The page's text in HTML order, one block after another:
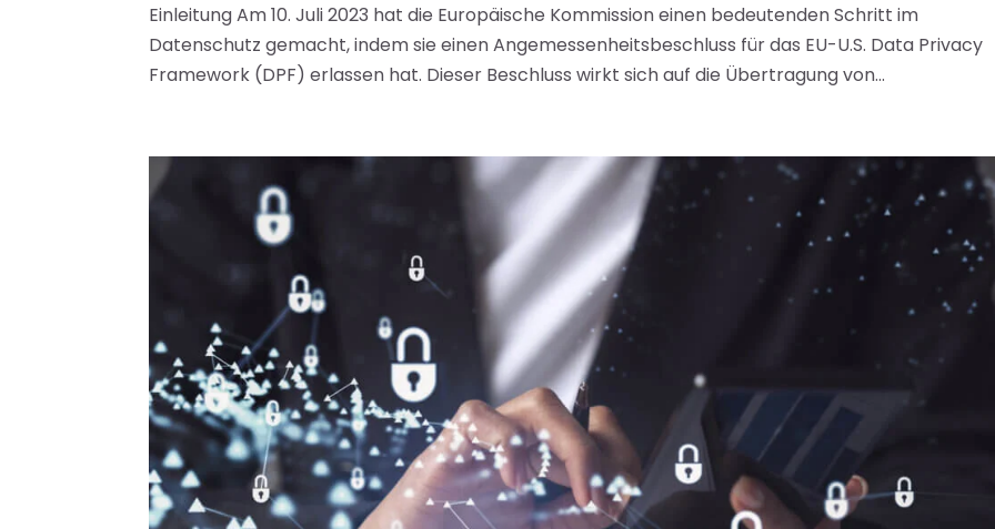
Einleitung Am 10. Juli 2023 hat die Europäische Kommission einen bedeutenden Schritt im
Datenschutz gemacht, indem sie einen Angemessenheitsbeschluss für das EU-U.S. Data Privacy
Framework (DPF) erlassen hat. Dieser Beschluss wirkt sich auf die Übertragung von...